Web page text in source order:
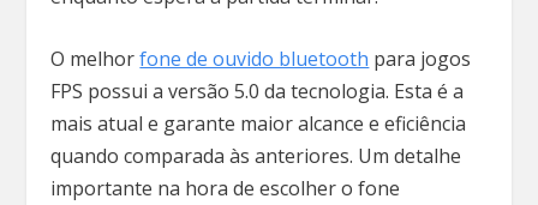
O melhorfone de ouvido bluetooth para jogos
FPS possui a versão 5.0 da tecnologia. Esta é a
mais atual e garante maior alcance e eficiência
quando comparada às anteriores. Um detalhe
importante na hora de escolher o fone